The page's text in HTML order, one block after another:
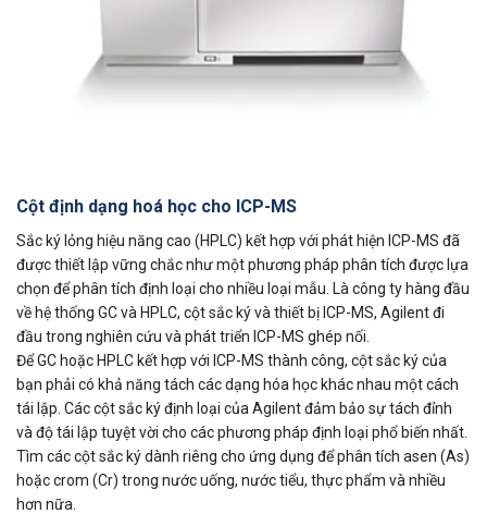
Cột định dạng hoá học cho ICP-MS
Sắc ký lỏng hiệu năng cao (HPLC) kết hợp với phát hiện ICP-MS đã
được thiết lập vững chắc như một phương pháp phân tích được lựa
chọn để phân tích định loại cho nhiều loại mẫu. Là công ty hàng đầu
về hệ thống GC và HPLC, cột sắc ký và thiết bị ICP-MS, Agilent đi
đầu trong nghiên cứu và phát triển ICP-MS ghép nối.
Để GC hoặc HPLC kết hợp với ICP-MS thành công, cột sắc ký của
bạn phải có khả năng tách các dạng hóa học khác nhau một cách
tái lập. Các cột sắc ký định loại của Agilent đảm bảo sự tách đỉnh
và độ tái lập tuyệt vời cho các phương pháp định loại phổ biến nhất.
Tìm các cột sắc ký dành riêng cho ứng dụng để phân tích asen (As)
hoặc crom (Cr) trong nước uống, nước tiểu, thực phẩm và nhiều
hơn nữa.